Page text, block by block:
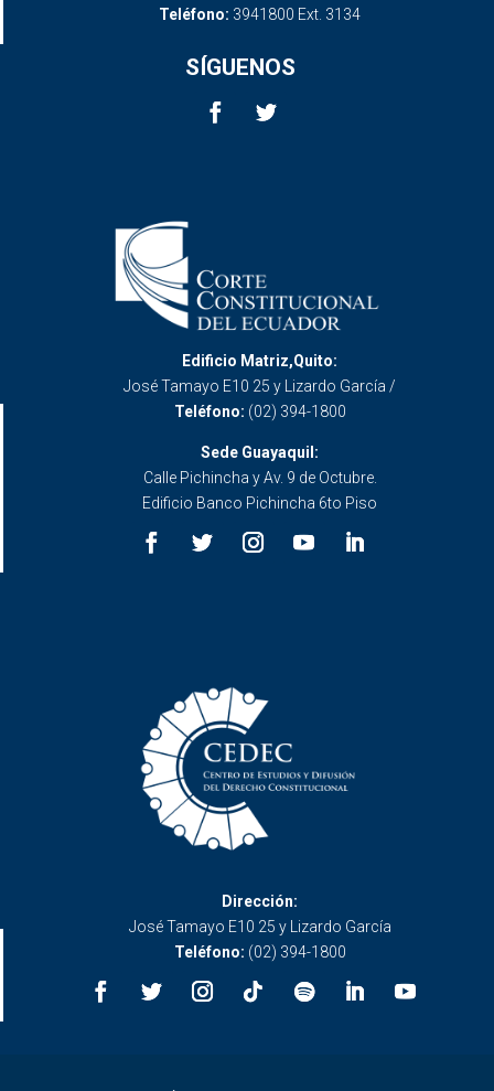
Teléfono: 3941800 Ext. 3134
SÍGUENOS
Edificio Matriz,Quito:
José Tamayo E10 25 y Lizardo García /
Teléfono: (02) 394-1800
Sede Guayaquil:
Calle Pichincha y Av. 9 de Octubre.
Edificio Banco Pichincha 6to Piso
Dirección:
José Tamayo E10 25 y Lizardo García
Teléfono: (02) 394-1800